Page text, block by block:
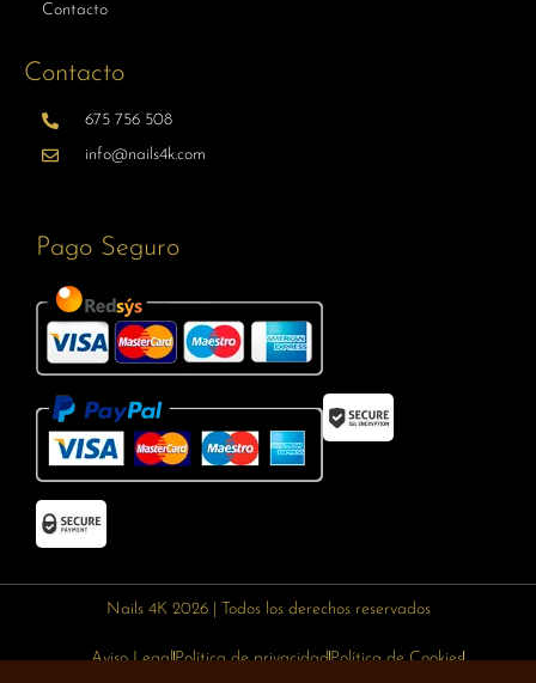
Contacto
Contacto
675 756 508
info@nails4k.com
Pago Seguro
Nails 4K 2026 | Todos los derechos reservados
Aviso LegalPolítica de privacidadPolítica de Cookies